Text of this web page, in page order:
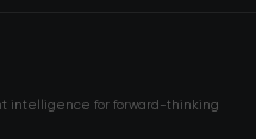
intelligence for forward-thinking